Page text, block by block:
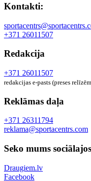
Kontakti:
+371 26011507
Redakcija
+371 26011507
redakcijas e-pasts (preses
Reklāmas daļa
+371 26311794
reklama@sportacentrs.com
Seko mums
Draugiem.lv
Facebook